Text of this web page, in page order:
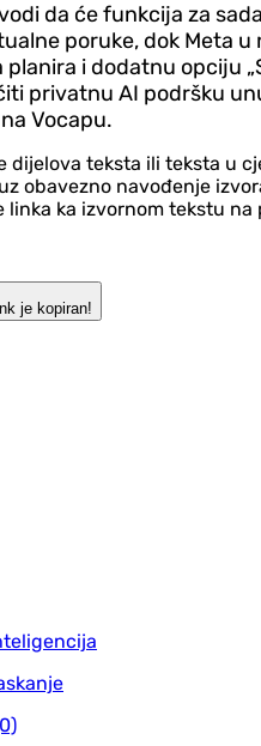
da će funkcija za
poruke, dok Meta u
i dodatnu opciju
privatnu AI podršku
Vocapu.
dijelova teksta ili teksta u
obavezno navođenje
linka ka izvornom tekstu na
je kopiran!